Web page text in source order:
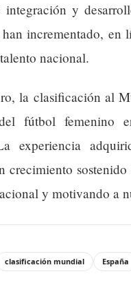
integración y
incrementado, en
nacional.
la clasificación al
fútbol femenino
experiencia
crecimiento
y motivando a
clasificación mundial España